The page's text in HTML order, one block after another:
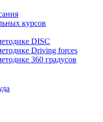
курсов
DISC
Driving forces
360 градусов